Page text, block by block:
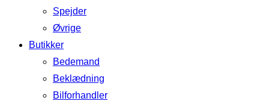
Spejder
Øvrige
Butikker
Bedemand
Beklædning
Bilforhandler